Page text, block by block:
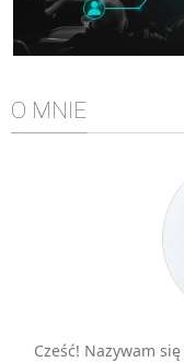
O MNIE
Cześć! Nazywam się